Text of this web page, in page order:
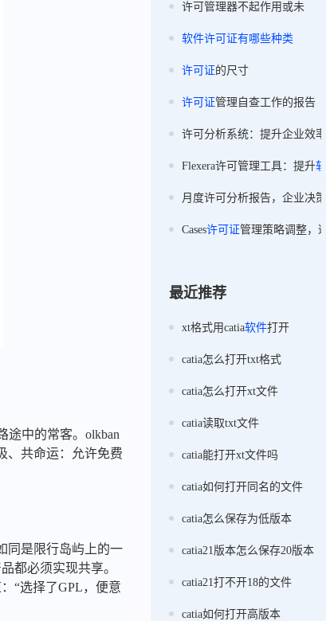
途中的常客。olkban
、共命运：允许免费
同是限行岛屿上的一
都必须实现共享。
“选择了GPL，便意
许可管理器不起作用或未
软件许可证有哪些种类
许可证的尺寸
许可证管理自查工作的报告
许可分析系统：提升企业效
Flexera许可管理工具：提升
月度许可分析报告，企业决策
Cases许可证管理策略调整，
最近推荐
xt格式用catia软件打开
catia怎么打开txt格式
catia怎么打开xt文件
catia读取txt文件
catia能打开xt文件吗
catia如何打开同名的文件
catia怎么保存为低版本
catia21版本怎么保存20版本
catia21打不开18的文件
catia如何打开高版本